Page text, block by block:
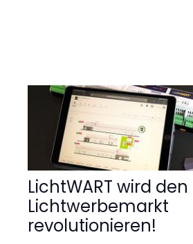
LichtWART wird den
Lichtwerbemarkt
revolutionieren!